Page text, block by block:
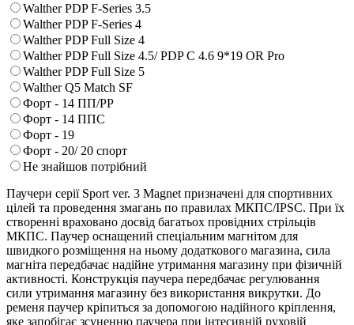
Walther PDP F-Series 3.5
Walther PDP F-Series 4
Walther PDP Full Size 4
Walther PDP Full Size 4.5/ PDP C 4.6 9*19 OR Pro
Walther PDP Full Size 5
Walther Q5 Match SF
Форт - 14 ПП/РР
Форт - 14 ППС
Форт - 19
Форт - 20/ 20 спорт
Не знайшов потрібний
Паучери серії Sport ver. 3 Magnet призначені для спортивних
цілей та проведення змагань по правилах МКПС/IPSC. При їх
створенні враховано досвід багатьох провідних стрільців
МКПС. Паучер оснащений спеціальним магнітом для
швидкого розміщення на ньому додаткового магазина, сила
магніта передбачає надійне утримання магазину при фізичній
активності. Конструкція паучера передбачає регулювання
сили утримання магазину без використання викрутки. До
ременя паучер кріпиться за допомогою надійного кріплення,
яке запобігає зсуненню паучера при інтесивній руховій